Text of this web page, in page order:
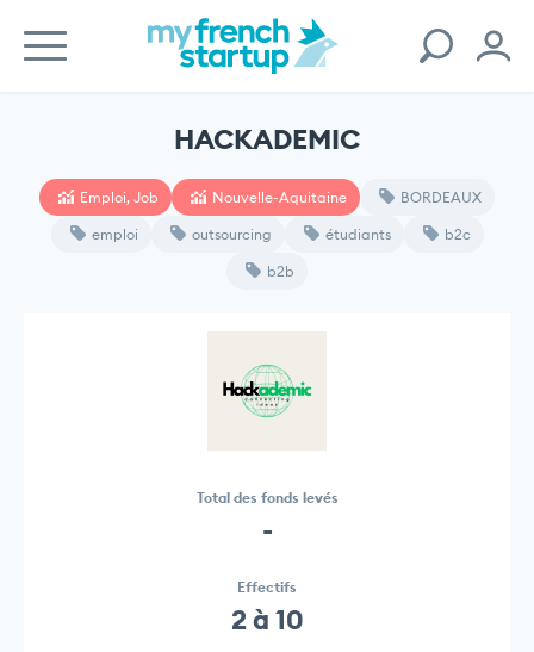
HACKADEMIC
Emploi, Job Nouvelle-Aquitaine BORDEAUX
emploi outsourcing étudiants b2c
b2b
Total des fonds levés
-
Effectifs
2 à 10